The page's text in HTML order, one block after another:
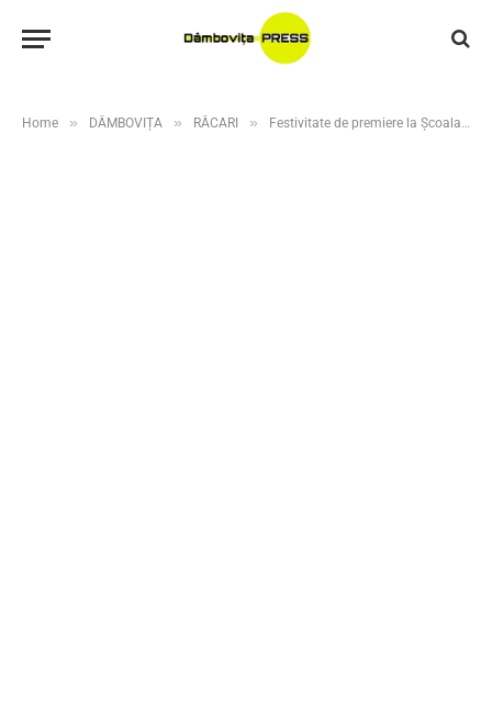
Home » DÂMBOVIȚA » RĂCARI » Festivitate de premiere la Școala Gimnazială Ghergani, la final de an școlar